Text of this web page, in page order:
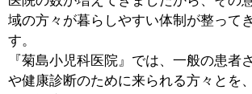
秘症になります。
子供にしてみれば、便秘の状態を当たり前だと思ってし
まい、腹痛が起きたりして親がようやく気づくというこ
とも多く見受けられます。原因は様々考えれますが、ま
ずは昔に比べて排尿や排便のしつけの時期が若干遅くな
っているというのも一因かもしれません。一昔前であれ